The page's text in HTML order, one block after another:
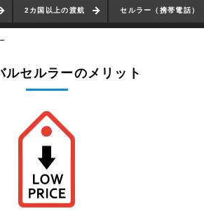
2カ国以上の渡航 セルラー（携帯電話）
ルセルラーのメリット